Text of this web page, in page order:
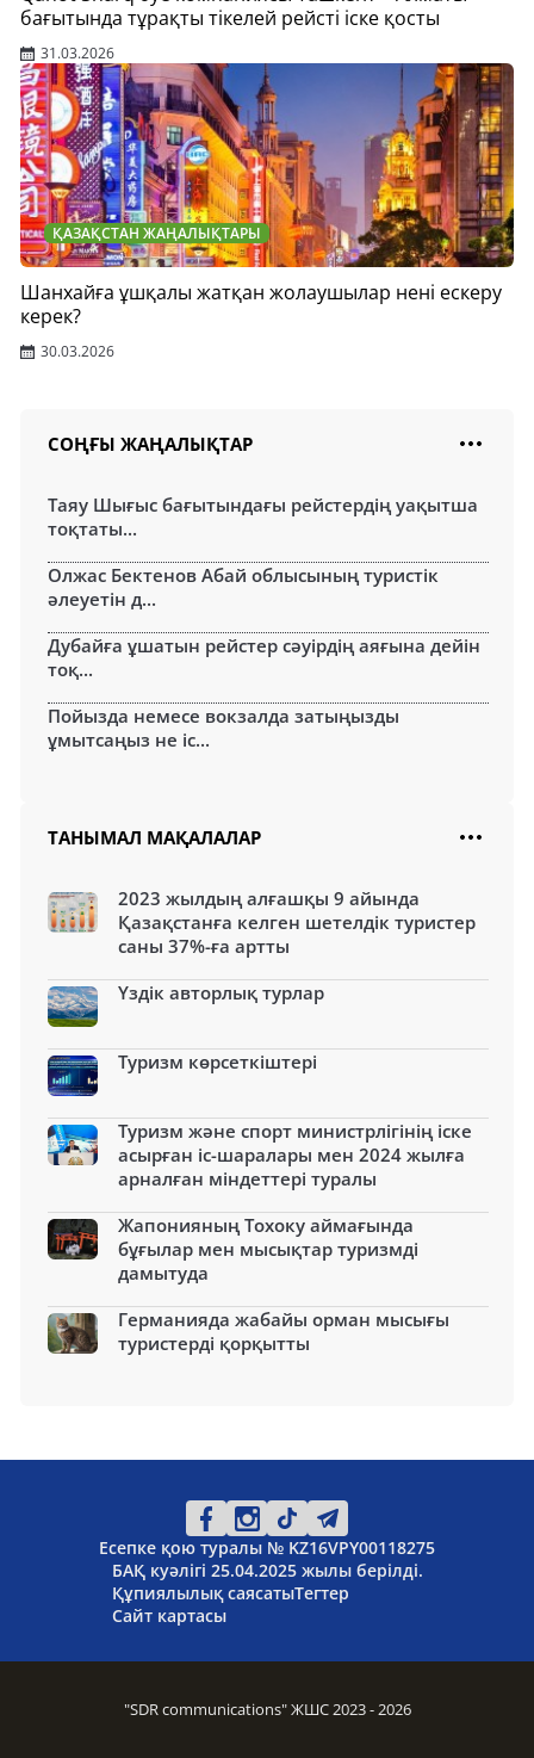
бағытында тұрақты тікелей рейсті іске қосты
31.03.2026
ҚАЗАҚСТАН ЖАҢАЛЫҚТАРЫ
Шанхайға ұшқалы жатқан жолаушылар нені ескеру
керек?
30.03.2026
СОҢҒЫ ЖАҢАЛЫҚТАР
Таяу Шығыс бағытындағы рейстердің уақытша
тоқтаты...
Олжас Бектенов Абай облысының туристік
әлеуетін д...
Дубайға ұшатын рейстер сәуірдің аяғына дейін
тоқ...
Пойызда немесе вокзалда затыңызды
ұмытсаңыз не іс...
ТАНЫМАЛ МАҚАЛАЛАР
2023 жылдың алғашқы 9 айында
Қазақстанға келген шетелдік туристер
саны 37%-ға артты
Үздік авторлық турлар
Туризм көрсеткіштері
Туризм және спорт министрлігінің іске
асырған іс-шаралары мен 2024 жылға
арналған міндеттері туралы
Жапонияның Тохоку аймағында
бұғылар мен мысықтар туризмді
дамытуда
Германияда жабайы орман мысығы
туристерді қорқытты
Есепке қою туралы № KZ16VPY00118275
БАҚ куәлігі 25.04.2025 жылы берілді.
Құпиялылық саясатыТегтер
Сайт картасы
"SDR communications" ЖШС 2023 - 2026